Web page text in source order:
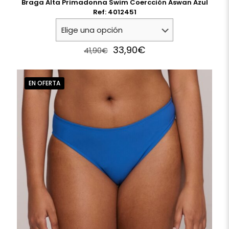
Braga Alta Primadonna Swim Coercción Aswan Azul
Ref: 4012451
41,90€ Original
price
was:
33,90€Current
is:
33,90€.
EN OFERTA